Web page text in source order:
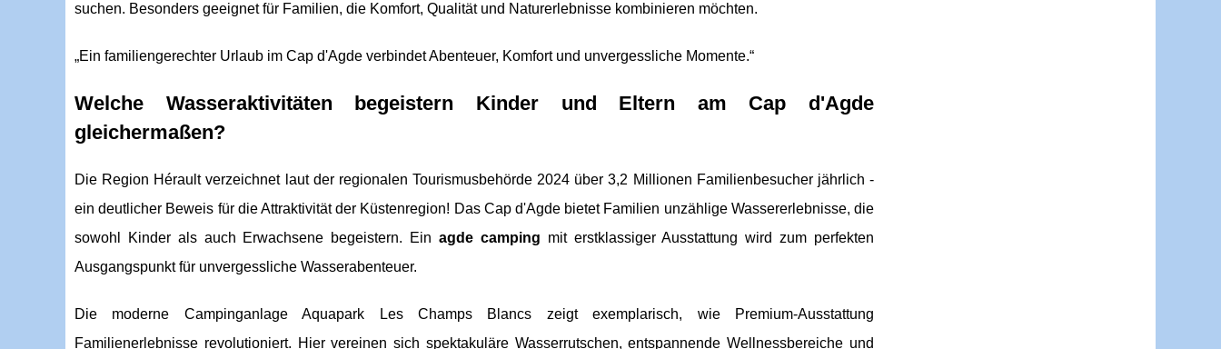
suchen. Besonders geeignet für Familien, die Komfort, Qualität und Naturerlebnisse kombinieren möchten.
„Ein familiengerechter Urlaub im Cap d'Agde verbindet Abenteuer, Komfort und unvergessliche Momente.“
Welche Wasseraktivitäten begeistern Kinder und Eltern am Cap d'Agde
gleichermaßen?
Die Region Hérault verzeichnet laut der regionalen Tourismusbehörde 2024 über 3,2 Millionen Familienbesucher jährlich -
ein deutlicher Beweis für die Attraktivität der Küstenregion! Das Cap d'Agde bietet Familien unzählige Wassererlebnisse, die
sowohl Kinder als auch Erwachsene begeistern. Ein agde camping mit erstklassiger Ausstattung wird zum perfekten
Ausgangspunkt für unvergessliche Wasserabenteuer.
Die moderne Campinganlage Aquapark Les Champs Blancs zeigt exemplarisch, wie Premium-Ausstattung
Familienerlebnisse revolutioniert. Hier vereinen sich spektakuläre Wasserrutschen, entspannende Wellnessbereiche und